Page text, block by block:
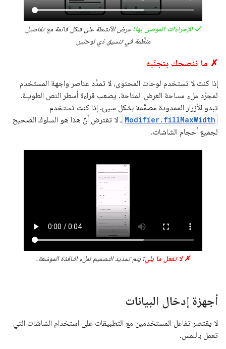
✓ الإجراءات الموصى بها: عرض الأنشطة على شكل قائمة مع تفاصيل
منظَّمة في تنسيق ذي لوحتَين
✗ ما ننصحك بتجنّبه
إذا كنت لا تستخدم لوحات المحتوى، لا تمدِّد عناصر واجهة المستخدم
لمجرّد ملء مساحة العرض المتاحة. يصعب قراءة أسطر النص الطويلة.
تبدو الأزرار الممدودة مصمَّمة بشكل سيئ. إذا كنت تستخدم
Modifier.fillMaxWidth ، لا تفترض أنّ هذا هو السلوك الصحيح
لجميع أحجام الشاشات.
✗ لا تفعل ما يلي: يتم تمديد التصميم لملء النافذة الموسّعة.
أجهزة إدخال البيانات
لا يقتصر تفاعل المستخدمين مع التطبيقات على استخدام الشاشات التي
تعمل باللمس.